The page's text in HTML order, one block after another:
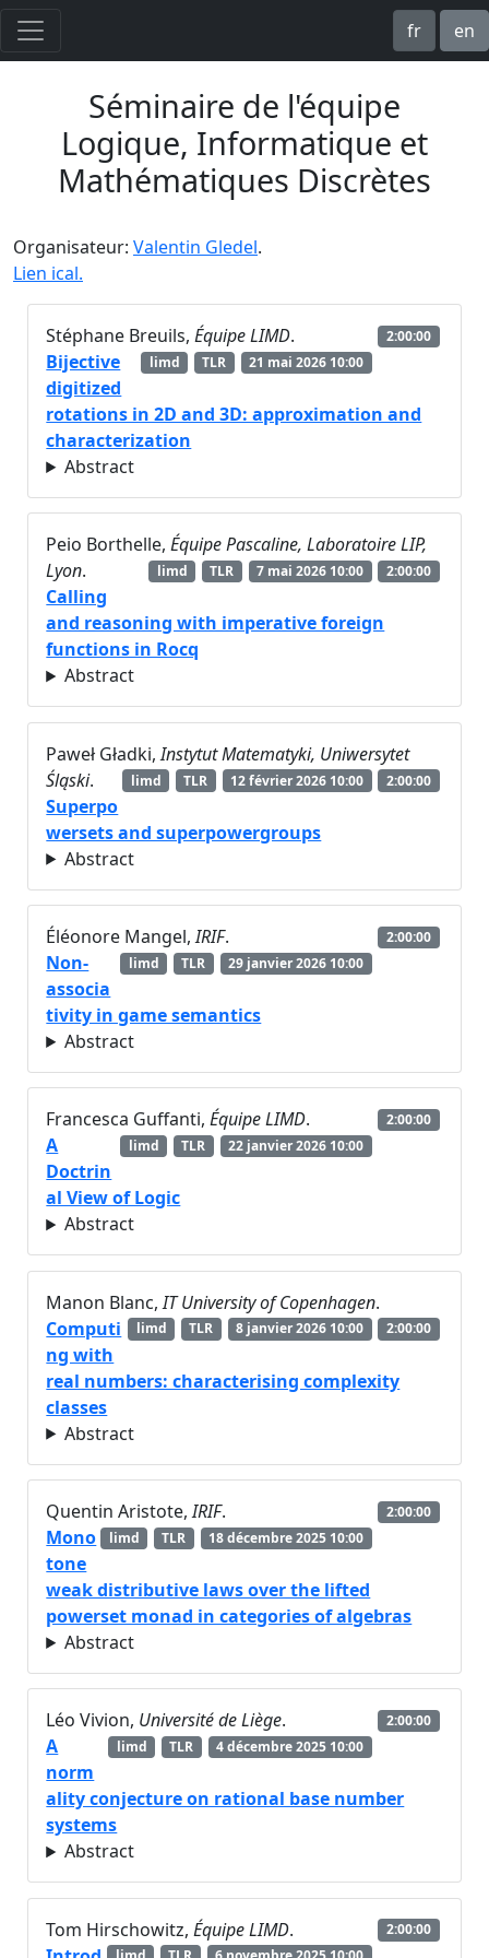
fr en
Séminaire de l'équipe
Logique, Informatique et
Mathématiques Discrètes
Organisateur: Valentin Gledel.
Lien ical.
Stéphane Breuils,Équipe LIMD.
2:00:00
21 mai 2026 10:00
TLR
limd
Bijective
digitized
rotations in 2D and 3D: approximation and
characterization
Abstract
Peio Borthelle,Équipe Pascaline, Laboratoire LIP,
Lyon. 2:00:00
7 mai 2026 10:00
TLR
limd
Calling
and reasoning with imperative foreign
functions in Rocq
Abstract
Paweł Gładki,Instytut Matematyki, Uniwersytet
Śląski. 2:00:00
12 février 2026 10:00
TLR
limd
Superpo
wersets and superpowergroups
Abstract
Éléonore Mangel,IRIF.
2:00:00
29 janvier 2026 10:00
TLR
limd
Non-
associa
tivity in game semantics
Abstract
Francesca Guffanti,Équipe LIMD.
2:00:00
22 janvier 2026 10:00
TLR
limd
A
Doctrin
al View of Logic
Abstract
Manon Blanc,IT University of Copenhagen.
2:00:00
8 janvier 2026 10:00
TLR
limd
Computi
ng with
real numbers: characterising complexity
classes
Abstract
Quentin Aristote,IRIF.
2:00:00
18 décembre 2025 10:00
TLR
limd
Mono
tone
weak distributive laws over the lifted
powerset monad in categories of algebras
Abstract
Léo Vivion, Université de Liège.
2:00:00
4 décembre 2025 10:00
TLR
limd
A
norm
ality conjecture on rational base number
systems
Abstract
Tom Hirschowitz,Équipe LIMD.
2:00:00